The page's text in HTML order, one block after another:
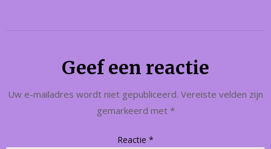
Geef een reactie
Uw e-mailadres wordt niet gepubliceerd. Vereiste velden zijn
gemarkeerd met *
Reactie *